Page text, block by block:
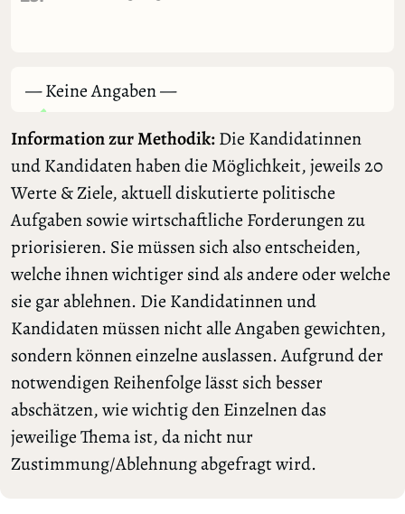
— Keine Angaben —
Information zur Methodik:Die Kandidatinnen
und Kandidaten haben die Möglichkeit, jeweils 20
Werte & Ziele, aktuell diskutierte politische
Aufgaben sowie wirtschaftliche Forderungen zu
priorisieren. Sie müssen sich also entscheiden,
welche ihnen wichtiger sind als andere oder welche
sie gar ablehnen. Die Kandidatinnen und
Kandidaten müssen nicht alle Angaben gewichten,
sondern können einzelne auslassen. Aufgrund der
notwendigen Reihenfolge lässt sich besser
abschätzen, wie wichtig den Einzelnen das
jeweilige Thema ist, da nicht nur
Zustimmung/Ablehnung abgefragt wird.